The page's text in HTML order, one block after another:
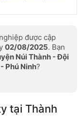
được cập
02/08/2025. Bạn
Núi Thành - Đội
Phú Ninh?
tại Thành